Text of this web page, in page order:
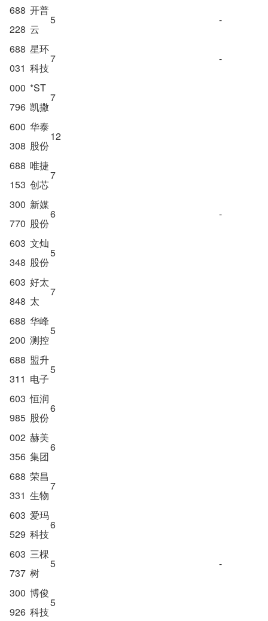
688
228
开普
云
5 -
688
031
星环
科技
7 -
000
796
*ST
凯撒
7
600
308
华泰
股份
12
688
153
唯捷
创芯
7
300
770
新媒
股份
6 -
603
348
文灿
股份
5
603
848
好太
太
7
688
200
华峰
测控
5
688
311
盟升
电子
5
603
985
恒润
股份
6
002
356
赫美
集团
6
688
331
荣昌
生物
7
603
529
爱玛
科技
6
603
737
三棵
树
5 -
300
926
博俊
科技
5